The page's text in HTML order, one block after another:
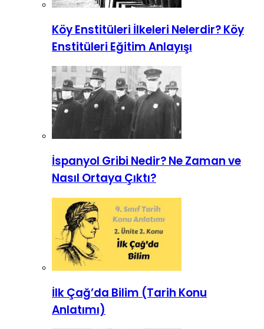
Köy Enstitüleri İlkeleri Nelerdir? Köy
Enstitüleri Eğitim Anlayışı
İspanyol Gribi Nedir? Ne Zaman ve
Nasıl Ortaya Çıktı?
İlk Çağ’da Bilim (Tarih Konu
Anlatımı)